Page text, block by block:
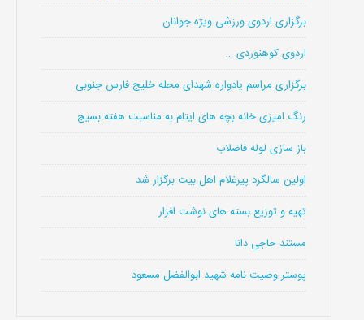
برگزاری اردوی ورزشی ویژه جوانان
اردوی کوهنوردی …
برگزاری مراسم یادواره شهدای محله خلیج فارس جنوبی
رنگ امیزی خانه بچه های ایتام به مناسبت هفته بسیج
باز سازی لوله فاضلاب
اولین سالگرد پیرغلام اهل بیت برگزار شد
تهیه و توزیع بسته های نوشت افزار
مستند حاجی دانا
پوستر وصیت نامه شهید ابوالفضل مسعود